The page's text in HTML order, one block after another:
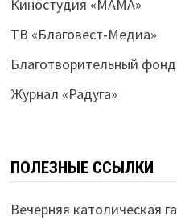
Киностудия «МАМА»
ТВ «Благовест-Медиа»
Благотворительный
Журнал «Радуга»
ПОЛЕЗНЫЕ ССЫЛКИ
Вечерняя католическая